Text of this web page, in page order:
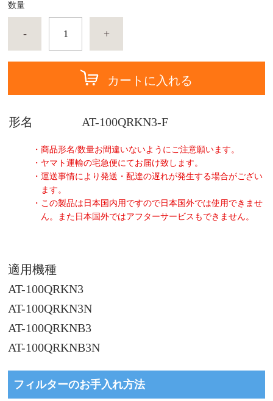
数量
- +
カートに入れる
形名 AT-100QRKN3-F
・商品形名/数量お間違いないようにご注意願います。
・ヤマト運輸の宅急便にてお届け致します。
・運送事情により発送・配達の遅れが発生する場合がござい
ます。
・この製品は日本国内用ですので日本国外では使用できませ
ん。また日本国外ではアフターサービスもできません。
適用機種
AT-100QRKN3
AT-100QRKN3N
AT-100QRKNB3
AT-100QRKNB3N
フィルターのお手入れ方法